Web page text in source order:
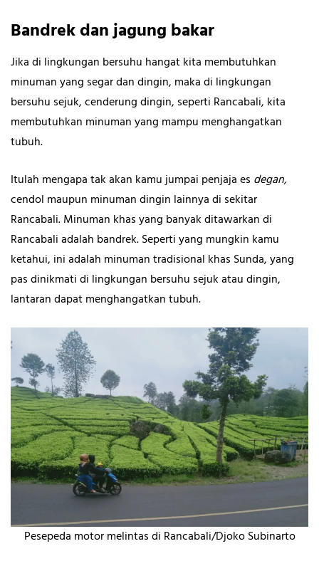
Bandrek dan jagung bakar
Jika di lingkungan bersuhu hangat kita membutuhkan
minuman yang segar dan dingin, maka di lingkungan
bersuhu sejuk, cenderung dingin, seperti Rancabali, kita
membutuhkan minuman yang mampu menghangatkan
tubuh.
Itulah mengapa tak akan kamu jumpai penjaja es degan,
cendol maupun minuman dingin lainnya di sekitar
Rancabali. Minuman khas yang banyak ditawarkan di
Rancabali adalah bandrek. Seperti yang mungkin kamu
ketahui, ini adalah minuman tradisional khas Sunda, yang
pas dinikmati di lingkungan bersuhu sejuk atau dingin,
lantaran dapat menghangatkan tubuh.
Pesepeda motor melintas di Rancabali/Djoko Subinarto